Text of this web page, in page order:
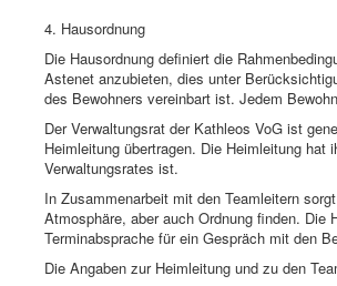
4. Hausordnung
Die Hausordnung definiert die
Astenet anzubieten, dies unter
des Bewohners vereinbart ist. Jedem
Der Verwaltungsrat der Kathleos VoG ist
Heimleitung übertragen. Die Heimleitung
Verwaltungsrates ist.
In Zusammenarbeit mit den Teamleitern
Atmosphäre, aber auch Ordnung finden.
Terminabsprache für ein Gespräch mit den
Die Angaben zur Heimleitung und zu den